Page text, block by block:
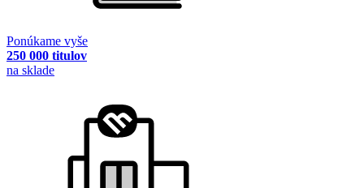
Ponúkame vyše
250 000 titulov
na sklade